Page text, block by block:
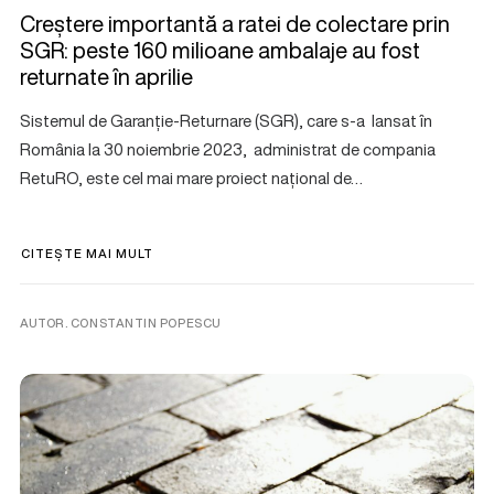
Creștere importantă a ratei de colectare prin
SGR: peste 160 milioane ambalaje au fost
returnate în aprilie
Sistemul de Garanție-Returnare (SGR), care s-a lansat în
România la 30 noiembrie 2023, administrat de compania
RetuRO, este cel mai mare proiect național de…
CITEȘTE MAI MULT
AUTOR. CONSTANTIN POPESCU